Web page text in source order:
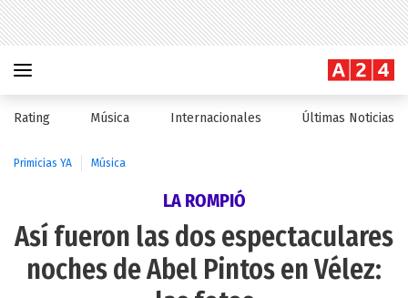
Rating Música Internacionales Últimas Noticias
Primicias YA Música
LA ROMPIÓ
Así fueron las dos espectaculares
noches de Abel Pintos en Vélez: